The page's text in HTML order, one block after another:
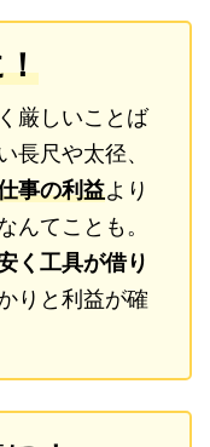
厳しいことば
長尺や太径、
事の利益より
んてことも。
く工具が借り
りと利益が確